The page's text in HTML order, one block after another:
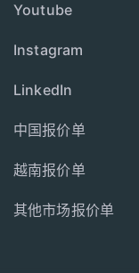
Youtube
Instagram
LinkedIn
中国报价单
越南报价单
其他市场报价单